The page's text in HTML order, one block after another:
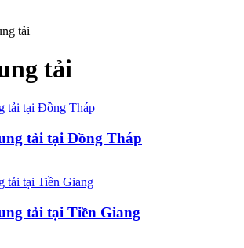
tải
tải
tải tại Đồng Tháp
tải tại Tiền Giang